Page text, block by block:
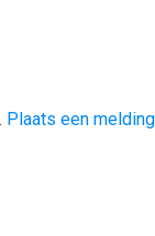
Plaats een melding